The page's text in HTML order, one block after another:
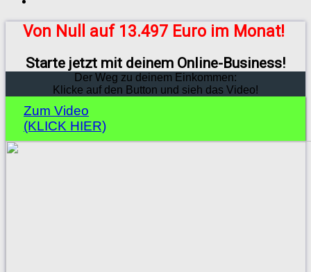
Von Null auf 13.497 Euro im Monat!
Starte jetzt mit deinem Online-Business!
Der Weg zu deinem Einkommen:
Klicke auf den Button und sieh das Video!
Zum Video
(KLICK HIER)